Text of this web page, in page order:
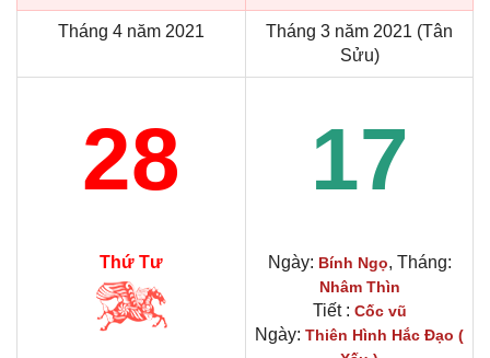
Tháng 4 năm 2021
Tháng 3 năm 2021 (Tân
Sửu)
28 17
Thứ Tư Ngày: Bính Ngọ, Tháng:
Nhâm Thìn
Tiết : Cốc vũ
Ngày: Thiên Hình Hắc Đạo (